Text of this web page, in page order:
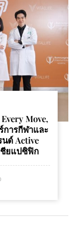
Move,
การกีฬาและ
ด์ Active
ชียแปซิฟิก